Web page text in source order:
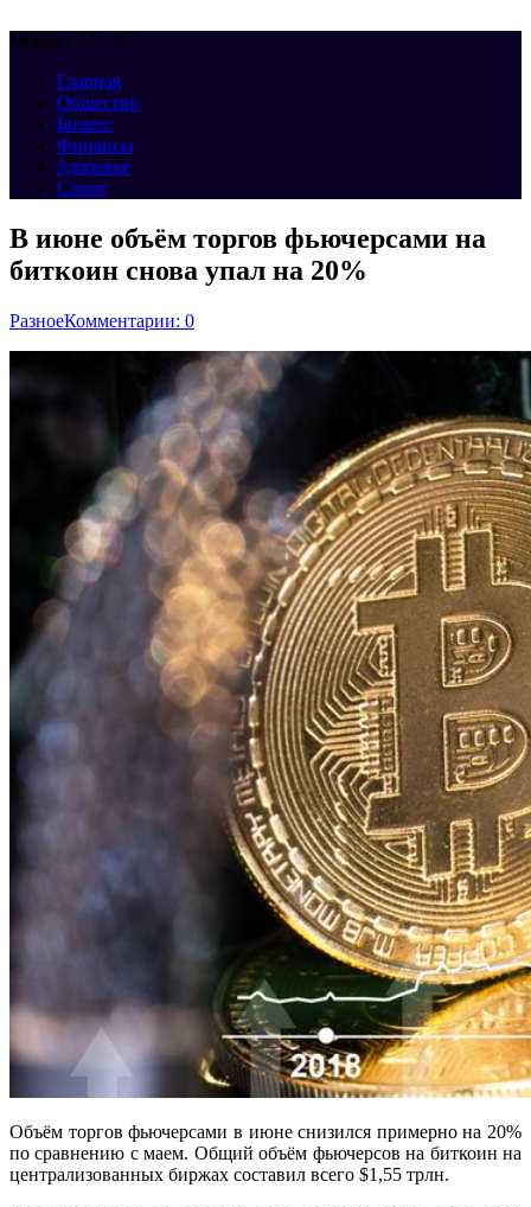
НОВОСТИ 360
Меню
Главная
Общество
Бизнес
Финансы
Здоровье
Спорт
В июне объём торгов фьючерсами на
биткоин снова упал на 20%
РазноеКомментарии: 0
Объём торгов фьючерсами в июне снизился примерно на 20%
по сравнению с маем. Общий объём фьючерсов на биткоин на
централизованных биржах составил всего $1,55 трлн.